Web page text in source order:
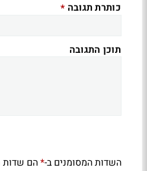
כותרת תגובה *
תוכן התגובה
השדות המסומנים ב-*הם שדות